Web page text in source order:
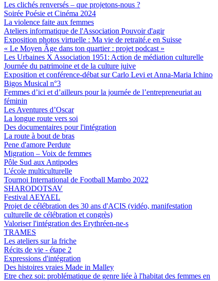
Les clichés renversés – que projetons-nous ?
Soirée Poésie et Cinéma 2024
La violence faite aux femmes
Ateliers informatique de l'Association Pouvoir d'agir
Exposition photos virtuelle : Ma vie de retraité.e en Suisse
« Le Moyen Âge dans ton quartier : projet podcast »
Les Urbaines X Association 1951: Action de médiation culturelle
Journée du patrimoine et de la culture juive
Exposition et conférence-débat sur Carlo Levi et Anna-Maria Ichino
Bigos Musical n°3
Femmes d’ici et d’ailleurs pour la journée de l’entrepreneuriat au
féminin
Les Aventures d’Oscar
La longue route vers soi
Des documentaires pour l'intégration
La route à bout de bras
Pene d'amore Perdute
Migration – Voix de femmes
Pôle Sud aux Antipodes
L'école multiculturelle
Tournoi International de Football Mambo 2022
SHARODOTSAV
Festival AEYAEL
Projet de célébration des 30 ans d'ACIS (vidéo, manifestation
culturelle de célébration et congrès)
Valoriser l'intégration des Erythréen-ne-s
TRAMES
Les ateliers sur la friche
Récits de vie - étape 2
Expressions d'intégration
Des histoires vraies Made in Malley
Etre chez soi: problématique de genre liée à l'habitat des femmes en